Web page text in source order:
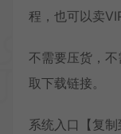
程，也可以卖
不需要压货，
取下载链接。
系统入口【复